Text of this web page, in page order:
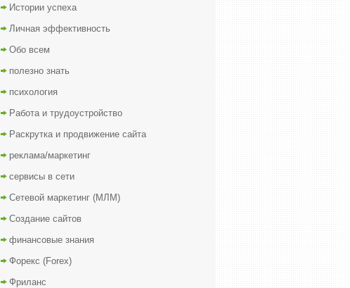
Истории успеха
Личная эффективность
Обо всем
полезно знать
психология
Работа и трудоустройство
Раскрутка и продвижение сайта
реклама/маркетинг
сервисы в сети
Сетевой маркетинг (МЛМ)
Создание сайтов
финансовые знания
Форекс (Forex)
Фриланс